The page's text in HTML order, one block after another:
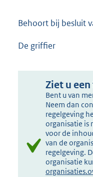
Behoort bij besluit
De griffier
Ziet u
Bent u van
Neem dan
regelgeving
organisatie is
voor de
van de
regelgeving.
organisatie